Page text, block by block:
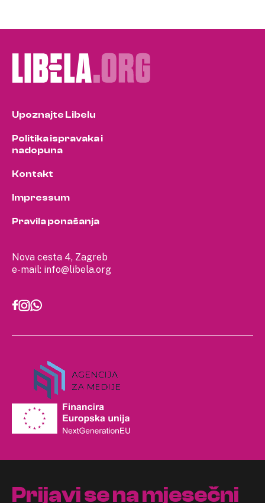
Nova cesta 4, Zagreb
e-mail: info@libela.org
Upoznajte Libelu
Politika ispravaka i
nadopuna
Kontakt
Impressum
Pravila ponašanja
Prijavi se na mjesečni